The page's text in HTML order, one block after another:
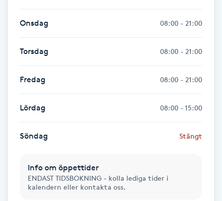
Gel naglar
Gelenaglar
Onsdag 08:00 - 21:00
Torsdag 08:00 - 21:00
Fredag 08:00 - 21:00
Lördag 08:00 - 15:00
Söndag Stängt
Info om öppettider
ENDAST TIDSBOKNING - kolla lediga tider i
kalendern eller kontakta oss.